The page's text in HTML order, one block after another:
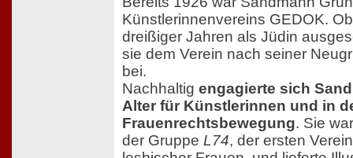
Künstlerinnenvereins GEDOK.
dreißiger Jahren als Jüdin
sie dem Verein nach seiner
bei.
Nachhaltig engagierte sich
Alter für Künstlerinnen und in
Frauenrechtsbewegung. Sie
der Gruppe L74, der ersten